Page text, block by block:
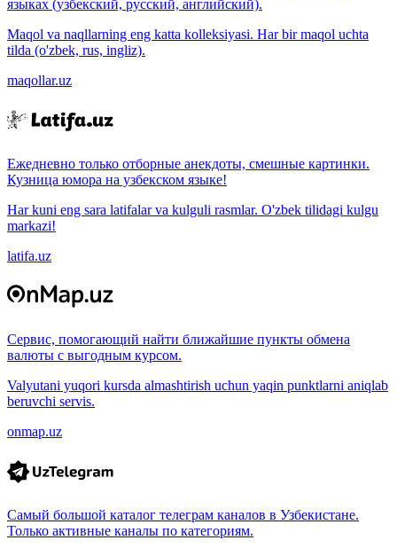
языках (узбекский, русский, английский).
Maqol va naqllarning eng katta kolleksiyasi. Har bir maqol uchta
tilda (o'zbek, rus, ingliz).
maqollar.uz
Ежедневно только отборные анекдоты, смешные картинки.
Кузница юмора на узбекском языке!
Har kuni eng sara latifalar va kulguli rasmlar. O'zbek tilidagi kulgu
markazi!
latifa.uz
Сервис, помогающий найти ближайшие пункты обмена
валюты с выгодным курсом.
Valyutani yuqori kursda almashtirish uchun yaqin punktlarni aniqlab
beruvchi servis.
onmap.uz
Самый большой каталог телеграм каналов в Узбекистане.
Только активные каналы по категориям.